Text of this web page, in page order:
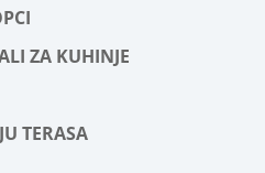
ZA KUHINJE
TERASA